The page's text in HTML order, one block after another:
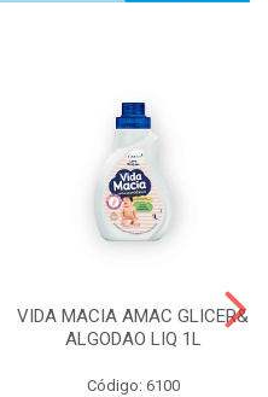
VIDA MACIA AMAC GLICER&
ALGODAO LIQ 1L
Código: 6100